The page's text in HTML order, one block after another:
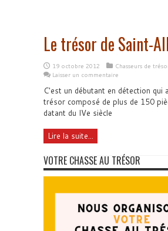
Le trésor de Saint-
19 octobre 2012
Chasseurs de
Laisser un commentaire
C'est un débutant en détection qui
trésor composé de plus de 150
datant du IVe siècle
Lire la suite...
VOTRE CHASSE AU TRÉSOR